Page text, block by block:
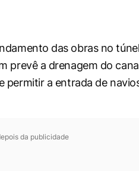
das obras no
prevê a drenagem do
permitir a entrada de
da publicidade